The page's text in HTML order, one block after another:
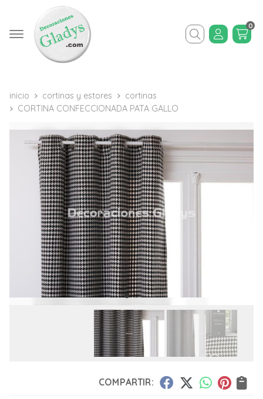
Buscar
0
inicio cortinas y estores
cortinas
CORTINA CONFECCIONADA PATA GALLO
COMPARTIR: